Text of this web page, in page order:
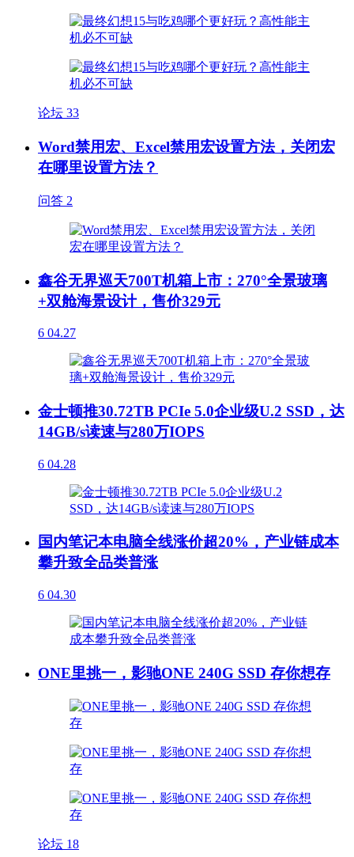
论坛 33
Word禁用宏、Excel禁用宏设置方法，关闭宏
在哪里设置方法？
问答 2
鑫谷无界巡天700T机箱上市：270°全景玻璃
+双舱海景设计，售价329元
6 04.27
金士顿推30.72TB PCIe 5.0企业级U.2 SSD，达
14GB/s读速与280万IOPS
6 04.28
国内笔记本电脑全线涨价超20%，产业链成本
攀升致全品类普涨
6 04.30
ONE里挑一，影驰ONE 240G SSD 存你想存
论坛 18